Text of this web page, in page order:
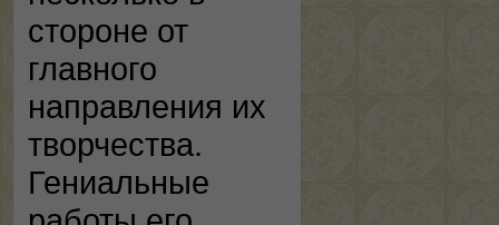
стороне от
главного
направления их
творчества.
Гениальные